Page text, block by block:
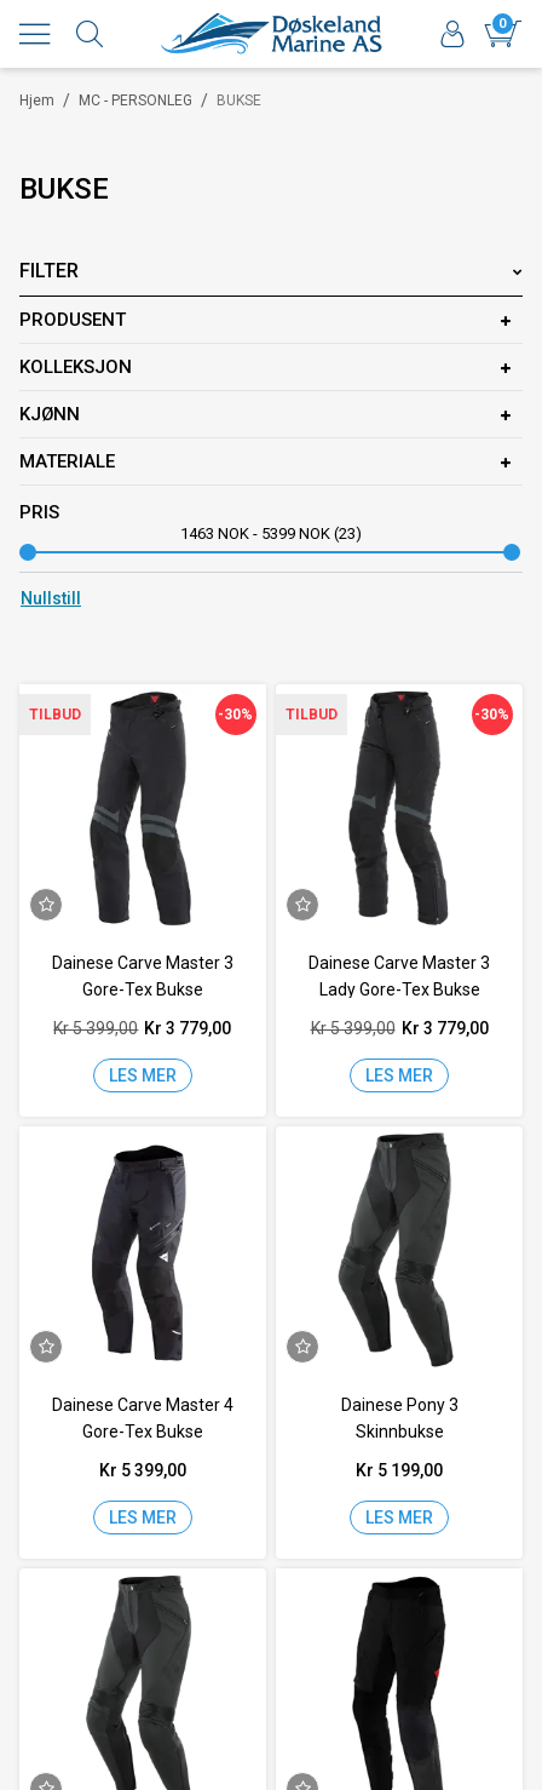
0
/
Hjem /
MC - PERSONLEG BUKSE
BUKSE
FILTER
PRODUSENT
KOLLEKSJON
KJØNN
MATERIALE
PRIS
1463 NOK - 5399 NOK 23
Nullstill
TILBUD
Dainese Carve Master 3
Gore-Tex Bukse
-30%
Kr 5 399,00 Kr 3 779,00
LES MER
TILBUD
Dainese Carve Master 3
Lady Gore-Tex Bukse
-30%
Kr 5 399,00 Kr 3 779,00
LES MER
Dainese Carve Master 4
Gore-Tex Bukse
Kr 5 399,00
LES MER
Dainese Pony 3
Skinnbukse
Kr 5 199,00
LES MER